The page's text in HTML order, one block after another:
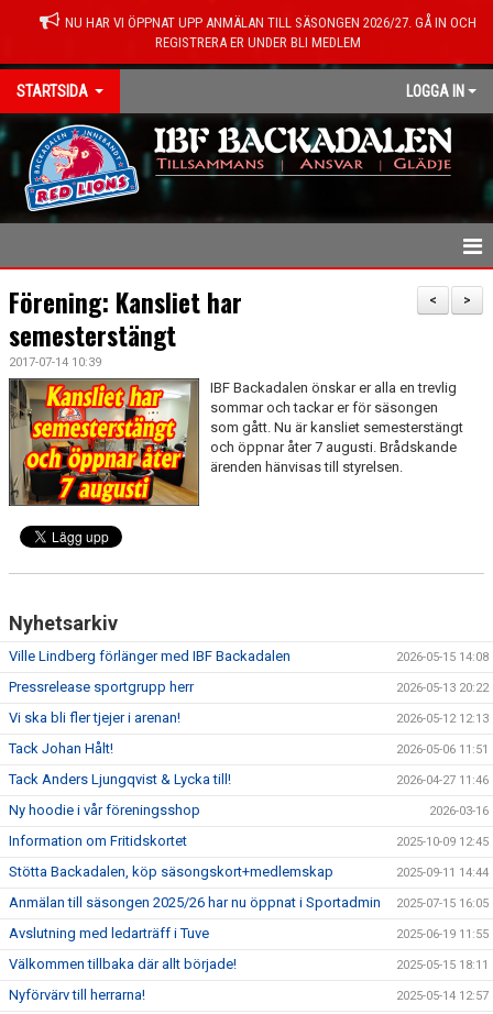
NU HAR VI ÖPPNAT UPP ANMÄLAN TILL SÄSONGEN 2026/27. GÅ IN OCH
REGISTRERA ER UNDER BLI MEDLEM
STARTSIDA LOGGA IN
HEM
NYHETER
KONTAKT
OM FÖRENINGEN
MEDLEMSINFO
KALENDER
DOKUMENT
BILDGALLERI
>
<
Förening: Kansliet har
semesterstängt
2017-07-14 10:39
IBF Backadalen önskar er alla en trevlig
sommar och tackar er för säsongen
som gått. Nu är kansliet semesterstängt
och öppnar åter 7 augusti. Brådskande
ärenden hänvisas till styrelsen.
Nyhetsarkiv
Ville Lindberg förlänger med IBF Backadalen 2026-05-15 14:08
Pressrelease sportgrupp herr 2026-05-13 20:22
Vi ska bli fler tjejer i arenan! 2026-05-12 12:13
Tack Johan Hålt! 2026-05-06 11:51
Tack Anders Ljungqvist & Lycka till! 2026-04-27 11:46
Ny hoodie i vår föreningsshop 2026-03-16
Information om Fritidskortet 2025-10-09 12:45
Stötta Backadalen, köp säsongskort+medlemskap 2025-09-11 14:44
Anmälan till säsongen 2025/26 har nu öppnat i Sportadmin 2025-07-15 16:05
Avslutning med ledarträff i Tuve 2025-06-19 11:55
Välkommen tillbaka där allt började! 2025-05-15 18:11
Nyförvärv till herrarna! 2025-05-14 12:57